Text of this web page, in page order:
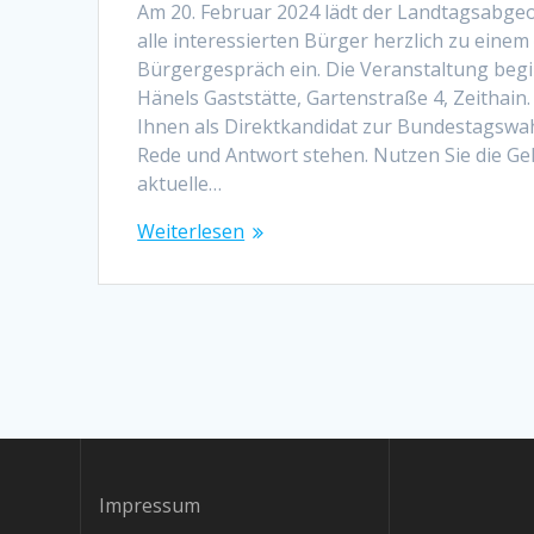
Am 20. Februar 2024 lädt der
alle interessierten Bürger herzlich zu
Bürgergespräch ein. Die Veranstaltung
Hänels Gaststätte, Gartenstraße 4, Zeithain.
Ihnen als Direktkandidat zur
Rede und Antwort stehen. Nutzen Sie die
aktuelle…
Weiterlesen
Impressum